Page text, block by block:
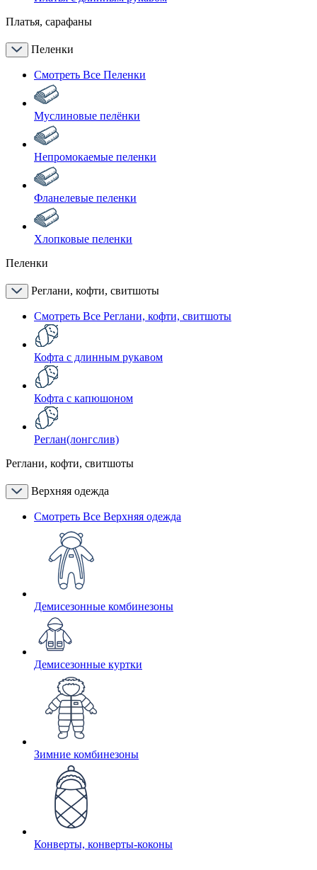
Платья, сарафаны
Пеленки
Смотреть Все Пеленки
Муслиновые пелёнки
Непромокаемые пеленки
Фланелевые пеленки
Хлопковые пеленки
Пеленки
Реглани, кофти, свитшоты
Смотреть Все Реглани, кофти, свитшоты
Кофта с длинным рукавом
Кофта с капюшоном
Реглан(лонгслив)
Реглани, кофти, свитшоты
Верхняя одежда
Смотреть Все Верхняя одежда
Демисезонные комбинезоны
Демисезонные куртки
Зимние комбинезоны
Конверты, конверты-коконы